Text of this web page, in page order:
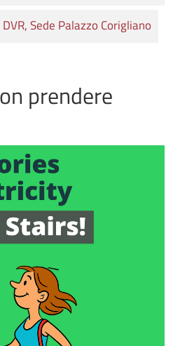
Sede Palazzo Corigliano
prendere